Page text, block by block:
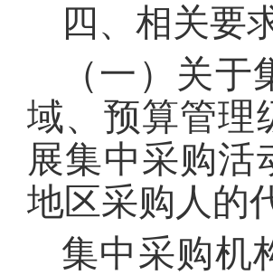
四、相关要
（一）关
域、预算管理
展集中采购活
地区采购人的
集中采购机